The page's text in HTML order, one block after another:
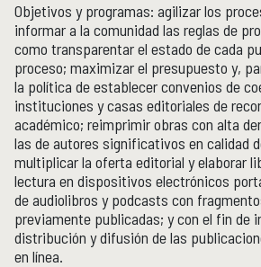
Objetivos y programas: agilizar los
informar a la comunidad las reglas de
como transparentar el estado de cada
proceso; maximizar el presupuesto y,
la política de establecer convenios de
instituciones y casas editoriales de
académico; reimprimir obras con alta
las de autores significativos en calidad
multiplicar la oferta editorial y elaborar
lectura en dispositivos electrónicos
de audiolibros y podcasts con
previamente publicadas; y con el fin de
distribución y difusión de las
en línea.